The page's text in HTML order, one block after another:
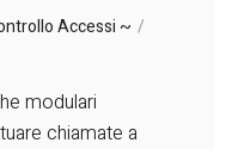
Accessi ~
modulari
chiamate a